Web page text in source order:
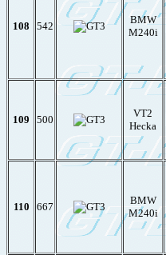
108 542
BMW
M240i
109 500
VT2
Hecka
110 667
BMW
M240i